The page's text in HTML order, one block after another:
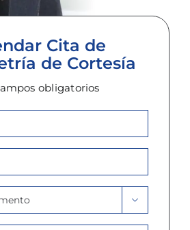
Cita de
de Cortesía
obligatorios
